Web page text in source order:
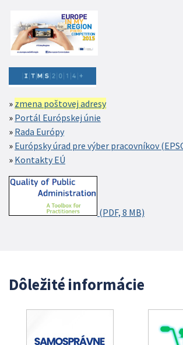
zmena poštovej adresy
Portál Európskej únie
Rada Európy
Európsky úrad pre výber pracovníkov
Kontakty EÚ
(PDF, 8 MB)
Dôležité informácie